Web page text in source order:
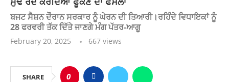
ਬਜਟ ਸੈਸ਼ਨ ਦੌਰਾਨ ਸਰਕਾਰ ਨੂੰ ਘੇਰਨ ਦੀ ਤਿਆਰੀ।ਰਹਿੰਦੇ ਵਿਧਾਇਕਾਂ ਨੂੰ
28 ਫਰਵਰੀ ਤੱਕ ਦਿੱਤੇ ਜਾਣਗੇ ਮੰਗ ਪੱਤਰ-ਆਗੂ
February 20, 2025 667 views
SHARE 0